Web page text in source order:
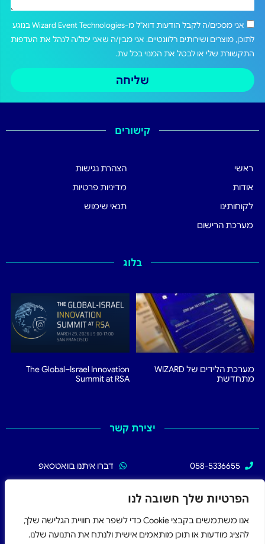
הפרטיות שלך חשובה לנו
אנו משתמשים בקבצי Cookie כדי לשפר את חוויית הגלישה שלך,
להציג מודעות או תוכן מותאמים אישית ולנתח את התנועה שלנו.
אני מסכים/ה לקבל הודעות דוא"ל מ-Wizard Event Technologies בנוגע
לתוכן, מוצרים ושירותים רלוונטיים. אני מבין/ה שאני יכול/ה לנהל את העדפות
התקשורת שלי או לבטל את המנוי בכל עת.
שליחה
קישורים
ראשי
אודות
לקוחותינו
מערכת הרישום
הצהרת נגישות
מדיניות פרטיות
תנאי שימוש
בלוג
מערכת הלידים של WIZARD
מתחדשת
The Global–Israel Innovation
Summit at RSA
יצירת קשר
058-5336655
דברו איתנו בוואטסאפ